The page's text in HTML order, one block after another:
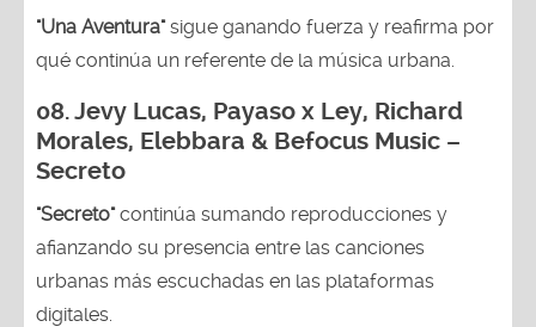
"Una Aventura"sigue ganando fuerza y reafirma por
qué continúa un referente de la música urbana.
08. Jevy Lucas, Payaso x Ley, Richard
Morales, Elebbara & Befocus Music –
Secreto
"Secreto"continúa sumando reproducciones y
afianzando su presencia entre las canciones
urbanas más escuchadas en las plataformas
digitales.